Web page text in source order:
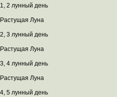
1, 2 лунный день
Растущая Луна
2, 3 лунный день
Растущая Луна
3, 4 лунный день
Растущая Луна
4, 5 лунный день